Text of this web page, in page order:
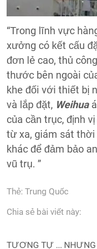
“Trong lĩnh vực
xưởng có kết cấu
đơn lẻ cao, thủ
thước bên ngoài
khe đối với thiết bị
và lắp đặt, Weihua
của cần trục, định
từ xa, giám sát
khác để đảm bảo
vũ trụ. ”
Thẻ:Trung Quốc
Chia sẻ bài viết này:
TƯƠNG TỰ ... NHƯNG